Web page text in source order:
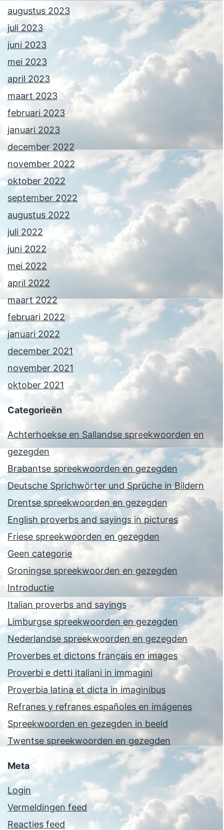
augustus 2023
juli 2023
juni 2023
mei 2023
april 2023
maart 2023
februari 2023
januari 2023
december 2022
november 2022
oktober 2022
september 2022
augustus 2022
juli 2022
juni 2022
mei 2022
april 2022
maart 2022
februari 2022
januari 2022
december 2021
november 2021
oktober 2021
Categorieën
Achterhoekse en Sallandse spreekwoorden en
gezegden
Brabantse spreekwoorden en gezegden
Deutsche Sprichwörter und Sprüche in Bildern
Drentse spreekwoorden en gezegden
English proverbs and sayings in pictures
Friese spreekwoorden en gezegden
Geen categorie
Groningse spreekwoorden en gezegden
Introductie
Italian proverbs and sayings
Limburgse spreekwoorden en gezegden
Nederlandse spreekwoorden en gezegden
Proverbes et dictons français en images
Proverbi e detti italiani in immagini
Proverbia latina et dicta in imaginibus
Refranes y refranes españoles en imágenes
Spreekwoorden en gezegden in beeld
Twentse spreekwoorden en gezegden
Meta
Login
Vermeldingen feed
Reacties feed